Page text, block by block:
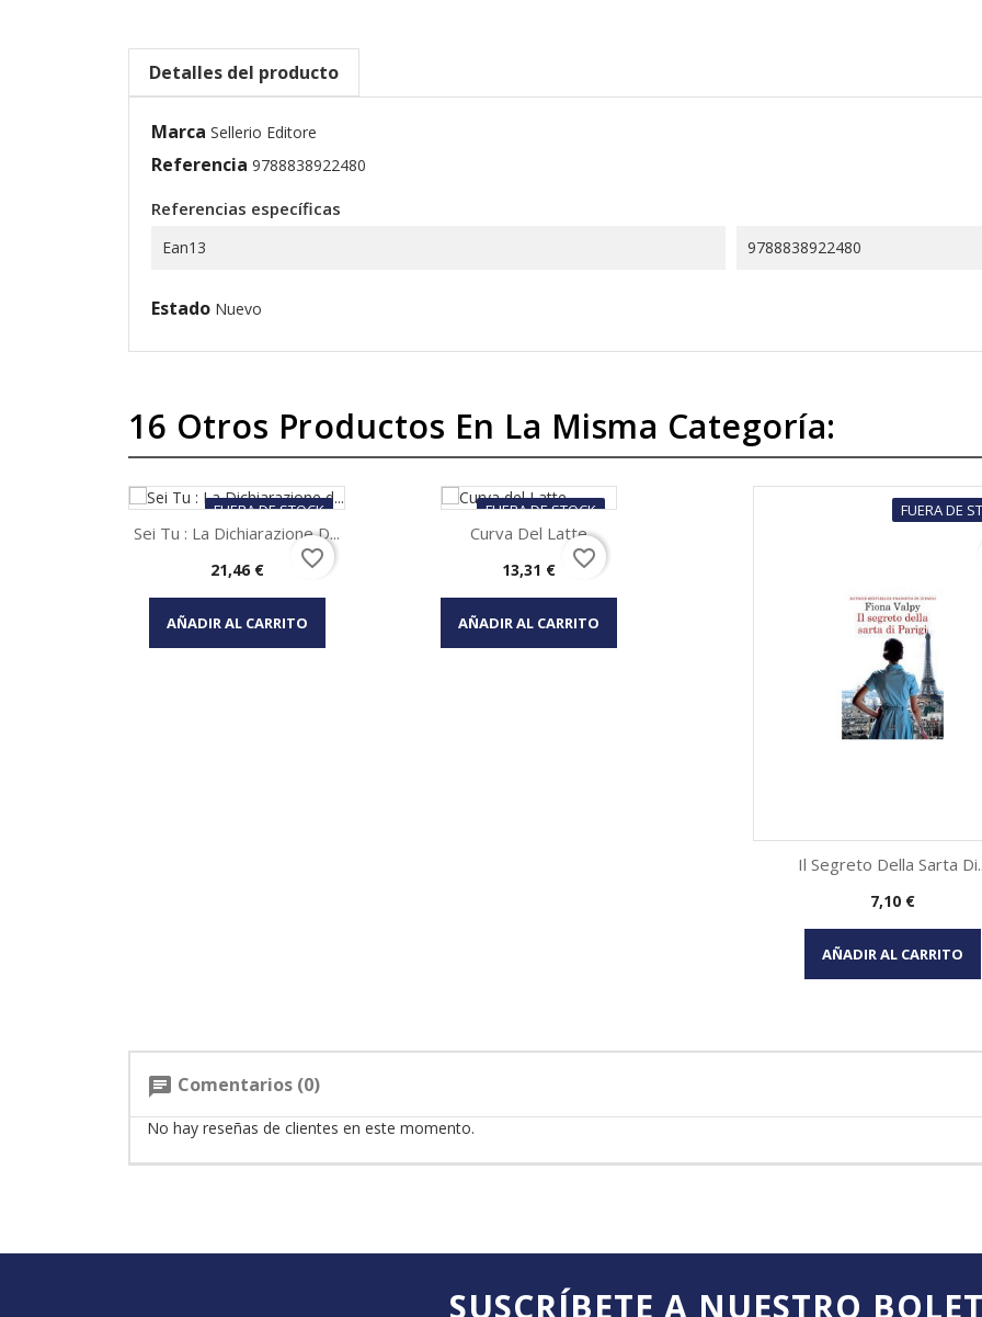
Detalles del producto
Marca Sellerio Editore
Referencia 9788838922480
Referencias específicas
Ean13 9788838922480
Estado Nuevo
16 Otros Productos En La Misma Categoría:
FUERA DE STOCK
Vista rápida
Sei Tu : La Dichiarazione D...
Precio
21,46 €
AÑADIR AL CARRITO
favorite_border
FUERA DE STOCK
Vista rápida
Curva Del Latte
Precio
13,31 €
AÑADIR AL CARRITO
favorite_border
FUERA DE
Vista rápida
Il Segreto Della Sarta
Precio
7,10 €
AÑADIR AL CARRITO
chat Comentarios (0)
No hay reseñas de clientes en este momento.
SUSCRÍBETE A NUESTRO